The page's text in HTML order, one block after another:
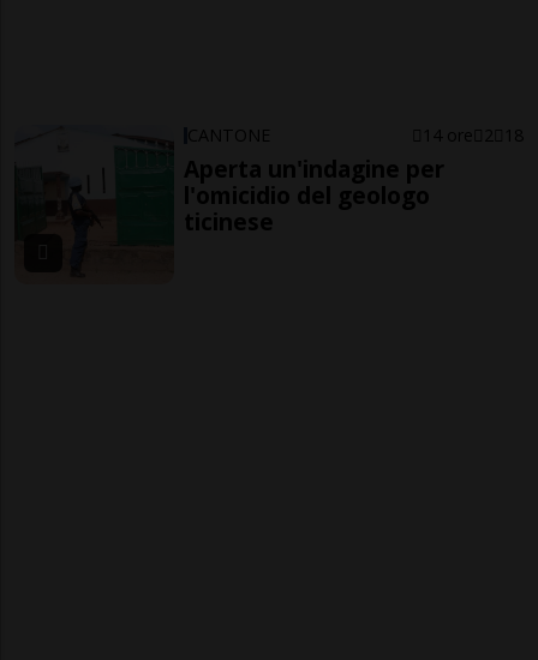
CANTONE 14 ore 2 18
Aperta un'indagine per
l'omicidio del geologo
ticinese